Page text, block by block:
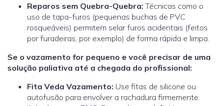
Reparos sem Quebra-Quebra: Técnicas como o
uso de tapa-furos (pequenas buchas de PVC
rosqueáveis) permitem selar furos acidentais (feitos
por furadeiras, por exemplo) de forma rápida e limpa.
Se o vazamento for pequeno e você precisar de uma
solução paliativa até a chegada do profissional:
Fita Veda Vazamento: Use fitas de silicone ou
autofusão para envolver a rachadura firmemente.